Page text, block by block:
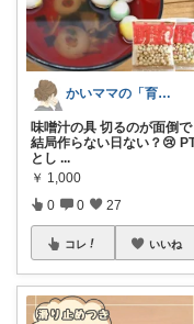
かいママの「育ちラボ」
味噌汁の具 切るのが面倒で
結局作らない日ない？😢
とし ...
￥ 1,000
0 0 27
コレ いいね